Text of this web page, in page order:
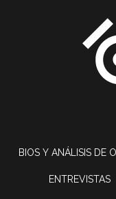
BIOS Y ANÁLISIS DE
ENTREVISTAS